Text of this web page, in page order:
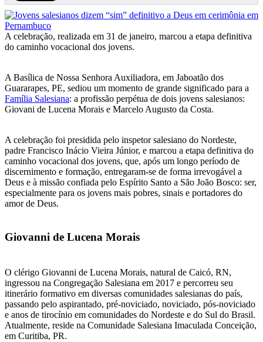
A celebração, realizada em 31 de janeiro, marcou a etapa definitiva
do caminho vocacional dos jovens.
A Basílica de Nossa Senhora Auxiliadora, em Jaboatão dos
Guararapes, PE, sediou um momento de grande significado para a
Família Salesiana: a profissão perpétua de dois jovens salesianos:
Giovani de Lucena Morais e Marcelo Augusto da Costa.
A celebração foi presidida pelo inspetor salesiano do Nordeste,
padre Francisco Inácio Vieira Júnior, e marcou a etapa definitiva do
caminho vocacional dos jovens, que, após um longo período de
discernimento e formação, entregaram-se de forma irrevogável a
Deus e à missão confiada pelo Espírito Santo a São João Bosco: ser,
especialmente para os jovens mais pobres, sinais e portadores do
amor de Deus.
Giovanni de Lucena Morais
O clérigo Giovanni de Lucena Morais, natural de Caicó, RN,
ingressou na Congregação Salesiana em 2017 e percorreu seu
itinerário formativo em diversas comunidades salesianas do país,
passando pelo aspirantado, pré-noviciado, noviciado, pós-noviciado
e anos de tirocínio em comunidades do Nordeste e do Sul do Brasil.
Atualmente, reside na Comunidade Salesiana Imaculada Conceição,
em Curitiba, PR.